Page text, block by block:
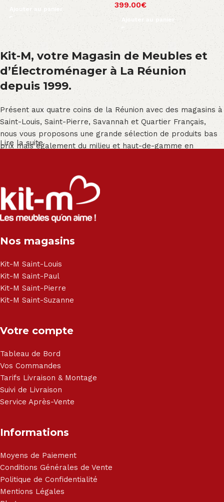
Ajouter au panier
399.00€
Ajouter au panier
Kit-M, votre Magasin de Meubles et
d’Électroménager à La Réunion
depuis 1999.
Présent aux quatre coins de la Réunion avec des magasins à
Saint-Louis, Saint-Pierre, Savannah et Quartier Français,
nous vous proposons une grande sélection de produits bas
prix mais également du milieu et haut-de-gamme en
Salon angle - Salon convertible - Salon relax - Canapé -
Canapé lit - Cuisine sur-mesure - Fauteuil - Armoire - Table
et chaise - Meuble de salle de bain - Literie - Lit - Bureau -
Électroménager - Télévision led - Réfrigérateur -
- Matelas - Hifi Hitachi, LG, Sharp, Philips, Bosh, Moulinex,
Haier, Sony, Cecotec, Westpoint, Dyson.
Lire la suite
Nos magasins
Kit-M Saint-Louis
Kit-M Saint-Paul
Kit-M Saint-Pierre
Kit-M Saint-Suzanne
Votre compte
Tableau de Bord
Vos Commandes
Tarifs Livraison & Montage
Suivi de Livraison
Service Après-Vente
Informations
Moyens de Paiement
Conditions Générales de Vente
Politique de Confidentialité
Mentions Légales